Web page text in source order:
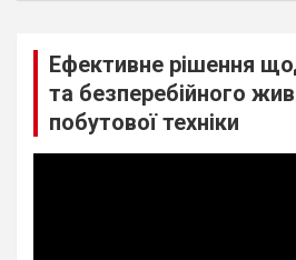
Ефективне рішення
та безперебійного
побутової техніки